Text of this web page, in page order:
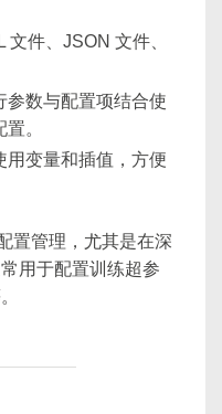
文件、JSON 文件、
参数与配置项结合使
。
用变量和插值，方便
置管理，尤其是在深
用于配置训练超参